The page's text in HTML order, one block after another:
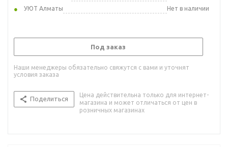
УЮТ Алматы
Нет в наличии
Под заказ
Наши менеджеры обязательно свяжутся с вами и уточнят
условия заказа
Поделиться
Цена действительна только для интернет-
магазина и может отличаться от цен в
розничных магазинах